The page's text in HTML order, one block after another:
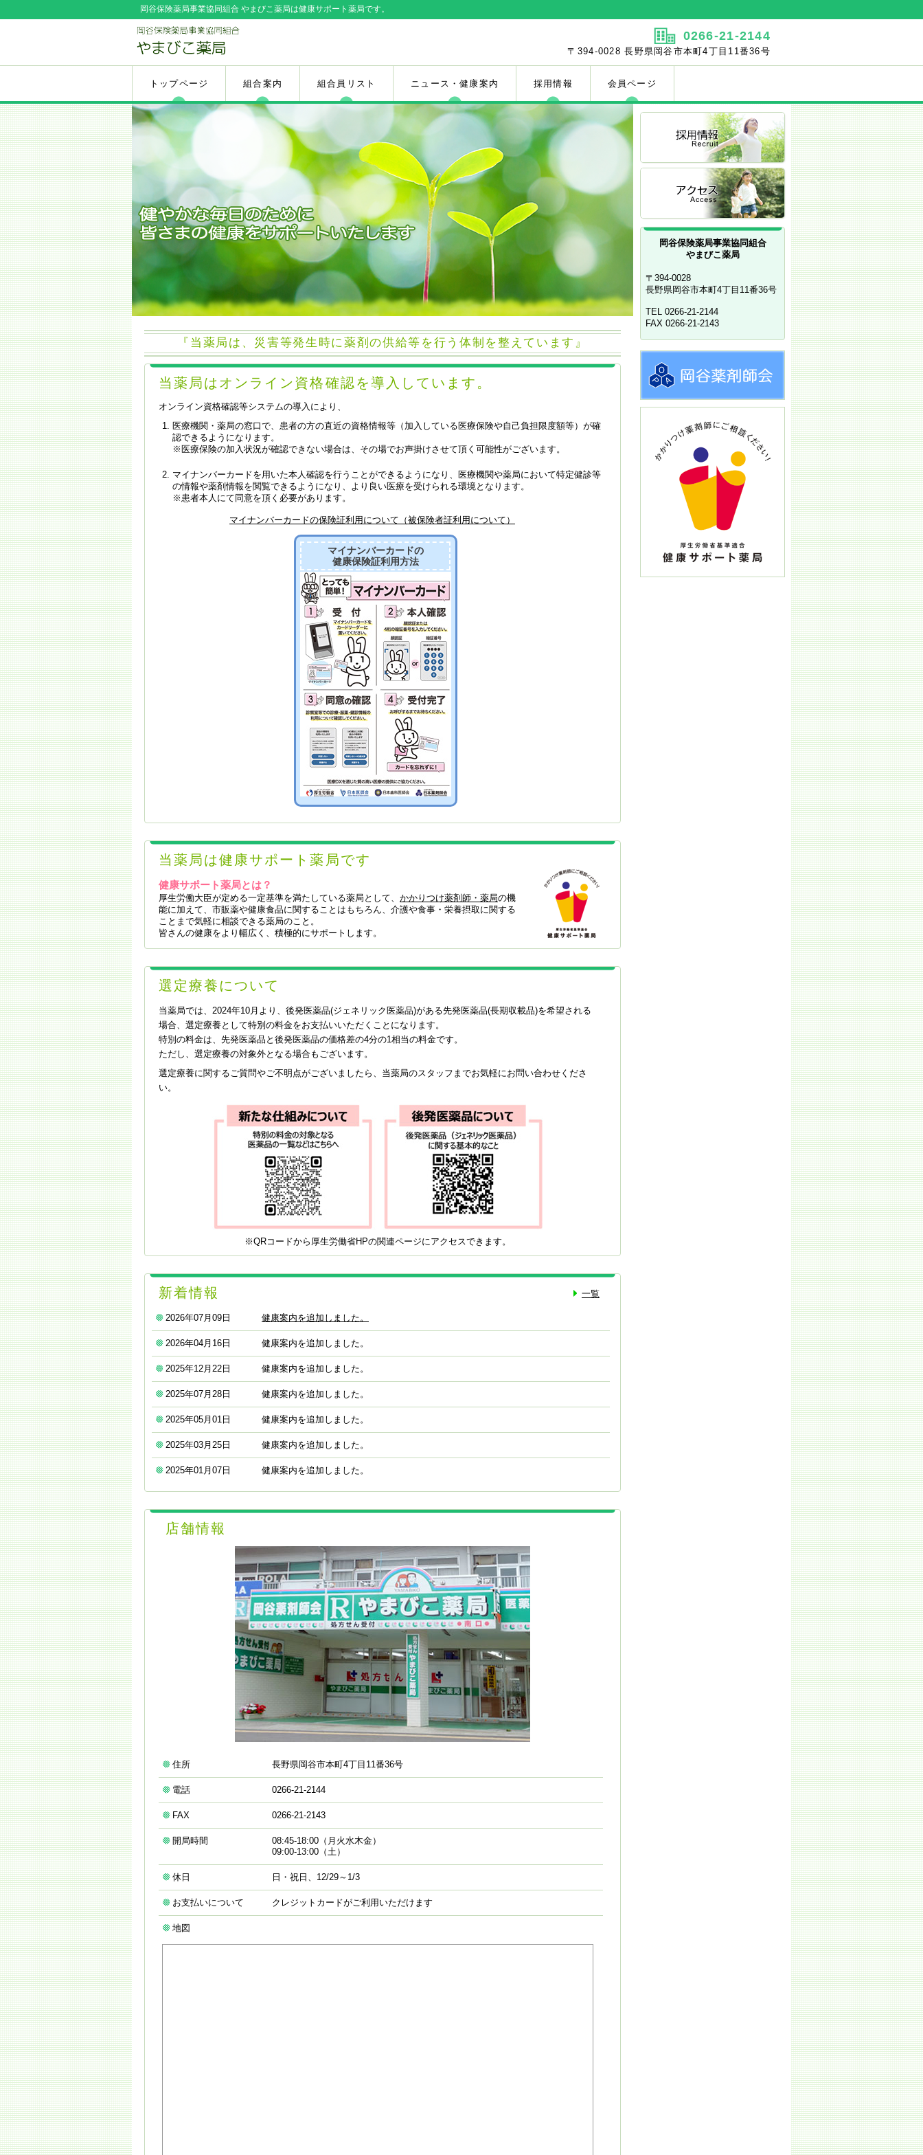
岡谷保険薬局事業協同組合 やまびこ薬局は健康サポート薬局です。
0266-21-2144
〒394-0028 長野県岡谷市本町4丁目11番36号
『当薬局は、災害等発生時に薬剤の供給等を行う体制を整えています』
当薬局はオンライン資格確認を導入しています。
オンライン資格確認等システムの導入により、
医療機関・薬局の窓口で、患者の方の直近の資格情報等（加入している医療保険や自己負担限度額等）が確
認できるようになります。
※医療保険の加入状況が確認できない場合は、その場でお声掛けさせて頂く可能性がございます。
マイナンバーカードを用いた本人確認を行うことができるようになり、医療機関や薬局において特定健診等
の情報や薬剤情報を閲覧できるようになり、より良い医療を受けられる環境となります。
※患者本人にて同意を頂く必要があります。
マイナンバーカードの保険証利用について（被保険者証利用について）
マイナンバーカードの
健康保険証利用方法
当薬局は健康サポート薬局です
健康サポート薬局とは？
厚生労働大臣が定める一定基準を満たしている薬局として、 かかりつけ薬剤師・薬局の機
能に加えて、市販薬や健康食品に関することはもちろん、介護や食事・栄養摂取に関する
ことまで気軽に相談できる薬局のこと。
皆さんの健康をより幅広く、積極的にサポートします。
選定療養について
当薬局では、2024年10月より、後発医薬品(ジェネリック医薬品)がある先発医薬品(長期収載品)を希望される
場合、選定療養として特別の料金をお支払いいただくことになります。
特別の料金は、先発医薬品と後発医薬品の価格差の4分の1相当の料金です。
ただし、選定療養の対象外となる場合もございます。
選定療養に関するご質問やご不明点がございましたら、当薬局のスタッフまでお気軽にお問い合わせくださ
い。
※QRコードから厚生労働省HPの関連ページにアクセスできます。
新着情報 一覧
2026年07月09日 健康案内を追加しました。
2026年04月16日 健康案内を追加しました。
2025年12月22日 健康案内を追加しました。
2025年07月28日 健康案内を追加しました。
2025年05月01日 健康案内を追加しました。
2025年03月25日 健康案内を追加しました。
2025年01月07日 健康案内を追加しました。
店舗情報
住所 長野県岡谷市本町4丁目11番36号
電話 0266-21-2144
FAX 0266-21-2143
開局時間
08:45-18:00（月火水木金）
09:00-13:00（土）
休日 日・祝日、12/29～1/3
お支払いについて クレジットカードがご利用いただけます
地図
トップページ 組合案内 組合員リスト ニュース・健康案内 採用情報 会員ページ
岡谷保険薬局事業協同組合
やまびこ薬局
〒394-0028
長野県岡谷市本町4丁目11番36号
TEL 0266-21-2144
FAX 0266-21-2143